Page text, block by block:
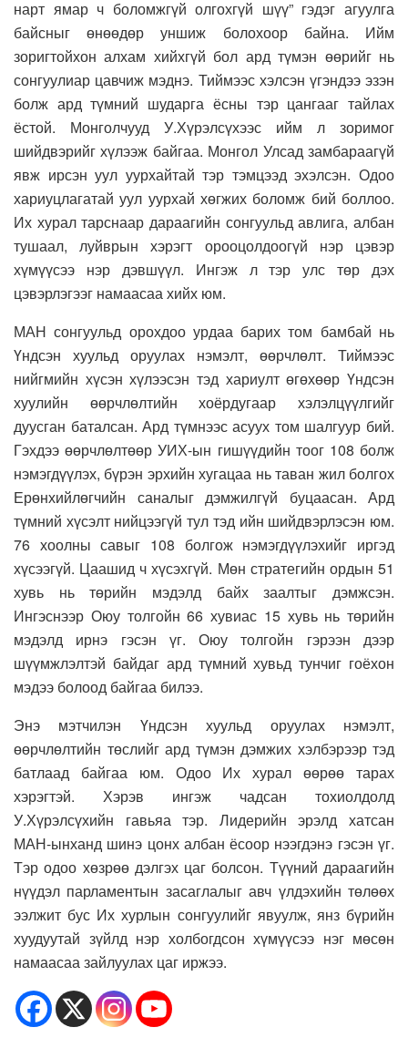
нарт ямар ч боломжгүй олгохгүй шүү” гэдэг агуулга
байсныг өнөөдөр уншиж болохоор байна. Ийм
зоригтойхон алхам хийхгүй бол ард түмэн өөрийг нь
сонгуулиар цавчиж мэднэ. Тиймээс хэлсэн үгэндээ эзэн
болж ард түмний шударга ёсны тэр цангааг тайлах
ёстой. Монголчууд У.Хүрэлсүхээс ийм л зоримог
шийдвэрийг хүлээж байгаа. Монгол Улсад замбараагүй
явж ирсэн уул уурхайтай тэр тэмцээд эхэлсэн. Одоо
хариуцлагатай уул уурхай хөгжих боломж бий боллоо.
Их хурал тарснаар дараагийн сонгуульд авлига, албан
тушаал, луйврын хэрэгт орооцолдоогүй нэр цэвэр
хүмүүсээ нэр дэвшүүл. Ингэж л тэр улс төр дэх
цэвэрлэгээг намаасаа хийх юм.
МАН сонгуульд орохдоо урдаа барих том бамбай нь
Үндсэн хуульд оруулах нэмэлт, өөрчлөлт. Тиймээс
нийгмийн хүсэн хүлээсэн тэд хариулт өгөхөөр Үндсэн
хуулийн өөрчлөлтийн хоёрдугаар хэлэлцүүлгийг
дуусган баталсан. Ард түмнээс асуух том шалгуур бий.
Гэхдээ өөрчлөлтөөр УИХ-ын гишүүдийн тоог 108 болж
нэмэгдүүлэх, бүрэн эрхийн хугацаа нь таван жил болгох
Ерөнхийлөгчийн саналыг дэмжилгүй буцаасан. Ард
түмний хүсэлт нийцээгүй тул тэд ийн шийдвэрлэсэн юм.
76 хоолны савыг 108 болгож нэмэгдүүлэхийг иргэд
хүсээгүй. Цаашид ч хүсэхгүй. Мөн стратегийн ордын 51
хувь нь төрийн мэдэлд байх заалтыг дэмжсэн.
Ингэснээр Оюу толгойн 66 хувиас 15 хувь нь төрийн
мэдэлд ирнэ гэсэн үг. Оюу толгойн гэрээн дээр
шүүмжлэлтэй байдаг ард түмний хувьд тунчиг гоёхон
мэдээ болоод байгаа билээ.
Энэ мэтчилэн Үндсэн хуульд оруулах нэмэлт,
өөрчлөлтийн төслийг ард түмэн дэмжих хэлбэрээр тэд
батлаад байгаа юм. Одоо Их хурал өөрөө тарах
хэрэгтэй. Хэрэв ингэж чадсан тохиолдолд
У.Хүрэлсүхийн гавьяа тэр. Лидерийн эрэлд хатсан
МАН-ынханд шинэ цонх албан ёсоор нээгдэнэ гэсэн үг.
Тэр одоо хөзрөө дэлгэх цаг болсон. Түүний дараагийн
нүүдэл парламентын засаглалыг авч үлдэхийн төлөөх
ээлжит бус Их хурлын сонгуулийг явуулж, янз бүрийн
хуудуутай зүйлд нэр холбогдсон хүмүүсээ нэг мөсөн
намаасаа зайлуулах цаг иржээ.